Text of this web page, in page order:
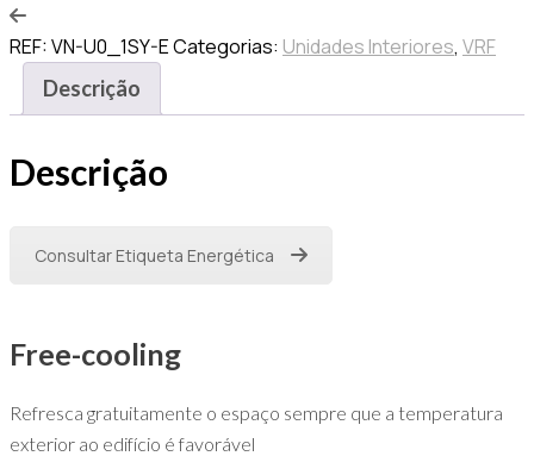
REF:VN-U0_1SY-ECategorias: Unidades Interiores, VRF
Descrição
Descrição
Consultar Etiqueta Energética
Free-cooling
Refresca gratuitamente o espaço sempre que a temperatura
exterior ao edifício é favorável